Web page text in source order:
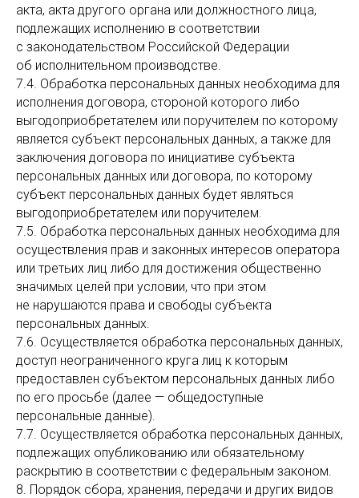
акта, акта другого органа или должностного лица,
подлежащих исполнению в соответствии
с законодательством Российской Федерации
об исполнительном производстве.
7.4. Обработка персональных данных необходима для
исполнения договора, стороной которого либо
выгодоприобретателем или поручителем по которому
является субъект персональных данных, а также для
заключения договора по инициативе субъекта
персональных данных или договора, по которому
субъект персональных данных будет являться
выгодоприобретателем или поручителем.
7.5. Обработка персональных данных необходима для
осуществления прав и законных интересов оператора
или третьих лиц либо для достижения общественно
значимых целей при условии, что при этом
не нарушаются права и свободы субъекта
персональных данных.
7.6. Осуществляется обработка персональных данных,
доступ неограниченного круга лиц к которым
предоставлен субъектом персональных данных либо
по его просьбе (далее — общедоступные
персональные данные).
7.7. Осуществляется обработка персональных данных,
подлежащих опубликованию или обязательному
раскрытию в соответствии с федеральным законом.
8. Порядок сбора, хранения, передачи и других видов